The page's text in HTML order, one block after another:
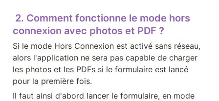
connexion avec photos et PDF ?
Si le mode Hors Connexion est activé sans réseau,
alors l'application ne sera pas capable de charger
les photos et les PDFs si le formulaire est lancé
pour la première fois.
Il faut ainsi d'abord lancer le formulaire, en mode